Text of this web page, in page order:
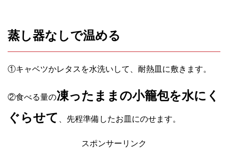
蒸し器なしで温める
①キャベツかレタスを水洗いして、耐熱皿に敷きます。
②食べる量の凍ったままの小籠包を水にく
ぐらせて
、先程準備したお皿にのせます。
スポンサーリンク